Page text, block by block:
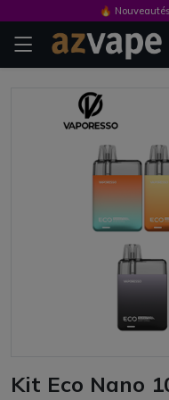
Kit Eco Nano
🔥